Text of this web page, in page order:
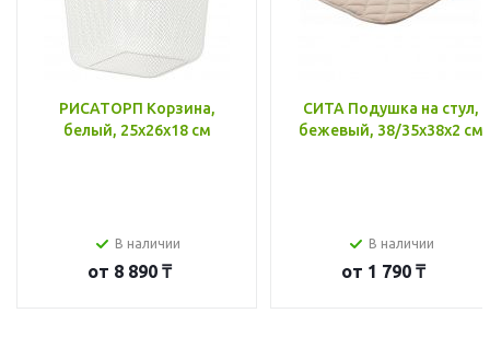
РИСАТОРП Корзина,
белый, 25x26x18 см
В наличии
от 8 890 ₸
СИТА Подушка на стул,
бежевый, 38/35x38x2 см
В наличии
от 1 790 ₸